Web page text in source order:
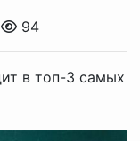
94
в топ-3 самых